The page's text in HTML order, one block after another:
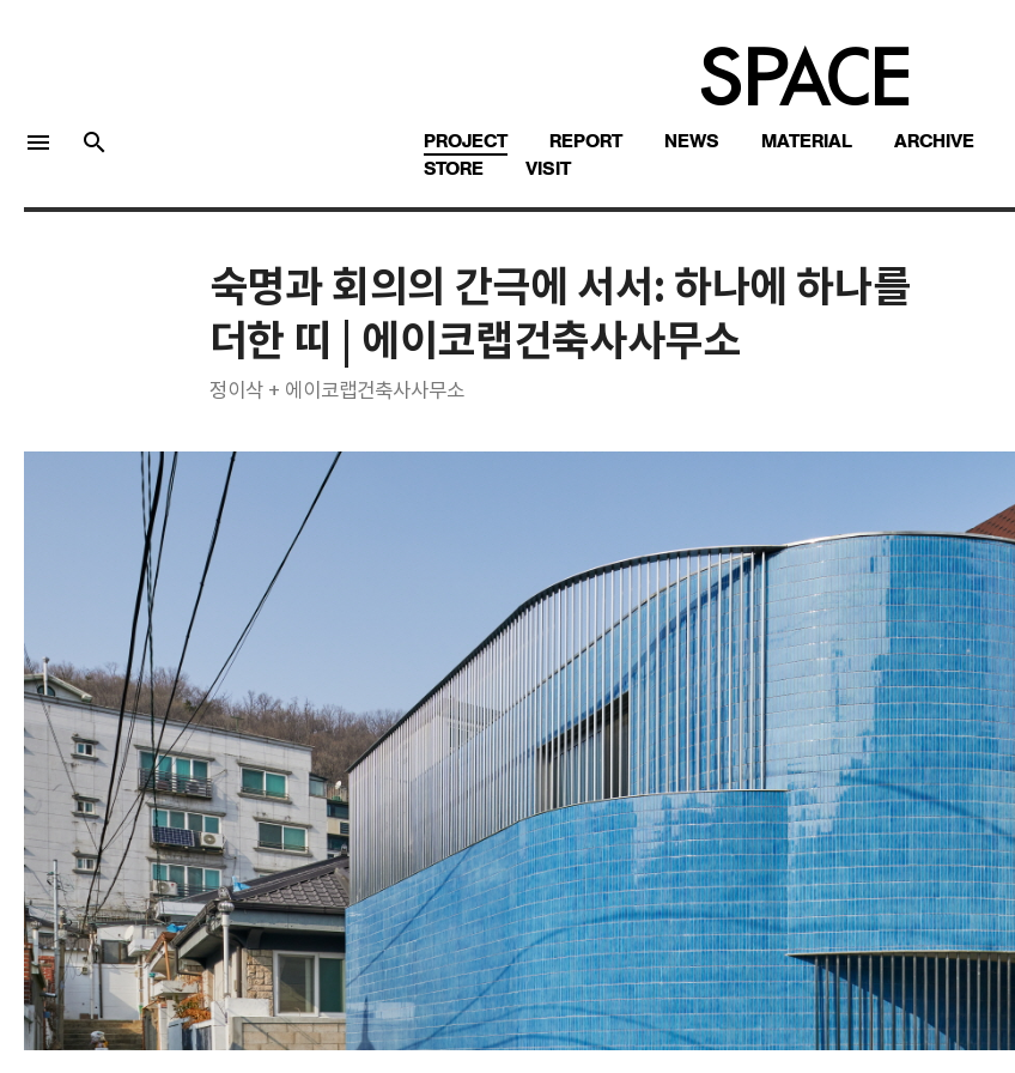
회원가입
Facebook 로그인
Twitter 로그인
Naver 로그인
SPACE 소개
공지사항
기사문의
광고문의
Contact
menu search PROJECT REPORT NEWS MATERIAL ARCHIVE
STORE
VISIT
숙명과 회의의 간극에 서서: 하나에 하나를
더한 띠 | 에이코랩건축사사무소
정이삭 + 에이코랩건축사사무소